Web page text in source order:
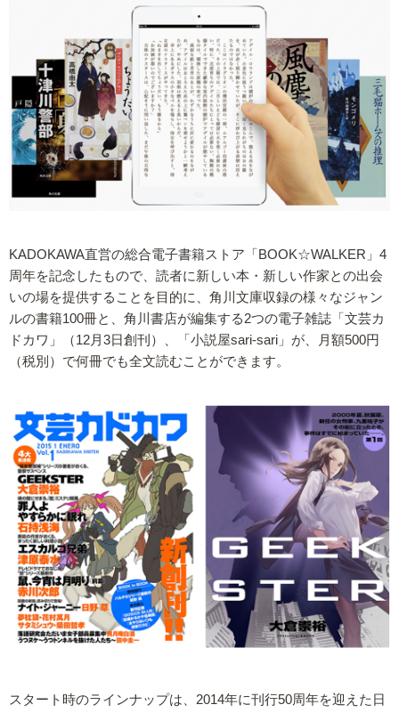
KADOKAWA直営の総合電子書籍ストア「BOOK☆WALKER」4
周年を記念したもので、読者に新しい本・新しい作家との出会
いの場を提供することを目的に、角川文庫収録の様々なジャン
ルの書籍100冊と、角川書店が編集する2つの電子雑誌「文芸カ
ドカワ」（12月3日創刊）、「小説屋sari-sari」が、月額500円
（税別）で何冊でも全文読むことができます。
スタート時のラインナップは、2014年に刊行50周年を迎えた日